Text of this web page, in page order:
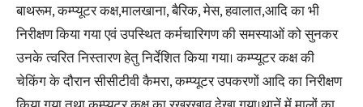
बाथरूम, कम्प्यूटर कक्ष,मालखाना, बैरिक, मेस, हवालात,आदि का भी
निरीक्षण किया गया एवं उपस्थित कर्मचारिगण की समस्याओं को सुनकर
उनके त्वरित निस्तारण हेतु निर्देशित किया गया। कम्प्यूटर कक्ष की
चेकिंग के दौरान सीसीटीवी कैमरा, कम्प्यूटर उपकरणों आदि का निरीक्षण